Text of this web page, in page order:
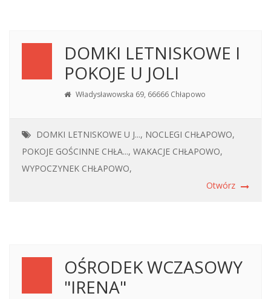
DOMKI LETNISKOWE I
POKOJE U JOLI
Władysławowska 69, 66666 Chłapowo
DOMKI LETNISKOWE U J..., NOCLEGI CHŁAPOWO,
POKOJE GOŚCINNE CHŁA..., WAKACJE CHŁAPOWO,
WYPOCZYNEK CHŁAPOWO,
Otwórz
OŚRODEK WCZASOWY
"IRENA"